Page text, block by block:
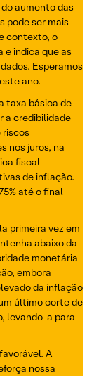
aumento das
pode ser mais
contexto, o
indica que as
Esperamos
ano.
taxa básica de
a credibilidade
nos juros, na
fiscal
de inflação.
até o final
primeira vez em
abaixo da
monetária
embora
da inflação
último corte de
levando-a para
A
nossa